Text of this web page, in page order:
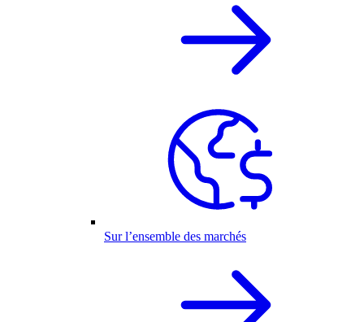
Sur l’ensemble des marchés